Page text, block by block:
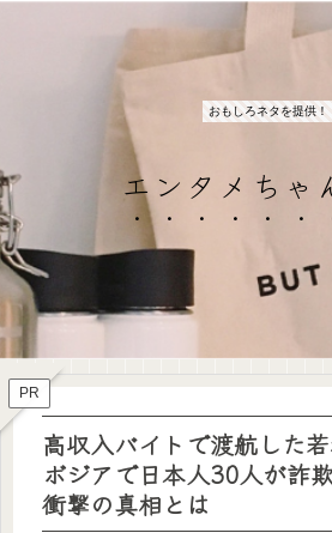
おもしろネタを提供！
エンタメちゃ
PR
高収入バイトで渡航した
ボジアで日本人30人が詐
衝撃の真相とは